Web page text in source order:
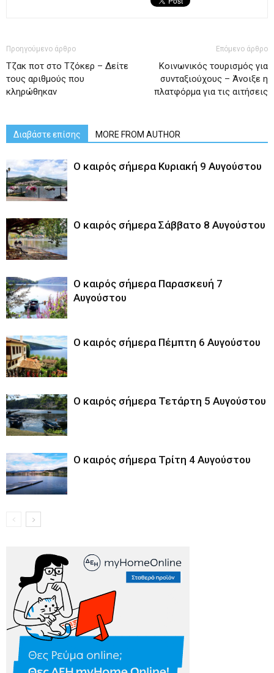
Προηγούμενο άρθρο
Tζακ ποτ στο Τζόκερ – Δείτε
τους αριθμούς που
κληρώθηκαν
Επόμενο άρθρο
Κοινωνικός τουρισμός για
συνταξιούχους – Άνοιξε η
πλατφόρμα για τις αιτήσεις
Διαβάστε επίσης MORE FROM AUTHOR
Ο καιρός σήμερα Κυριακή 9 Αυγούστου
Ο καιρός σήμερα Σάββατο 8 Αυγούστου
Ο καιρός σήμερα Παρασκευή 7
Αυγούστου
Ο καιρός σήμερα Πέμπτη 6 Αυγούστου
Ο καιρός σήμερα Τετάρτη 5 Αυγούστου
Ο καιρός σήμερα Τρίτη 4 Αυγούστου